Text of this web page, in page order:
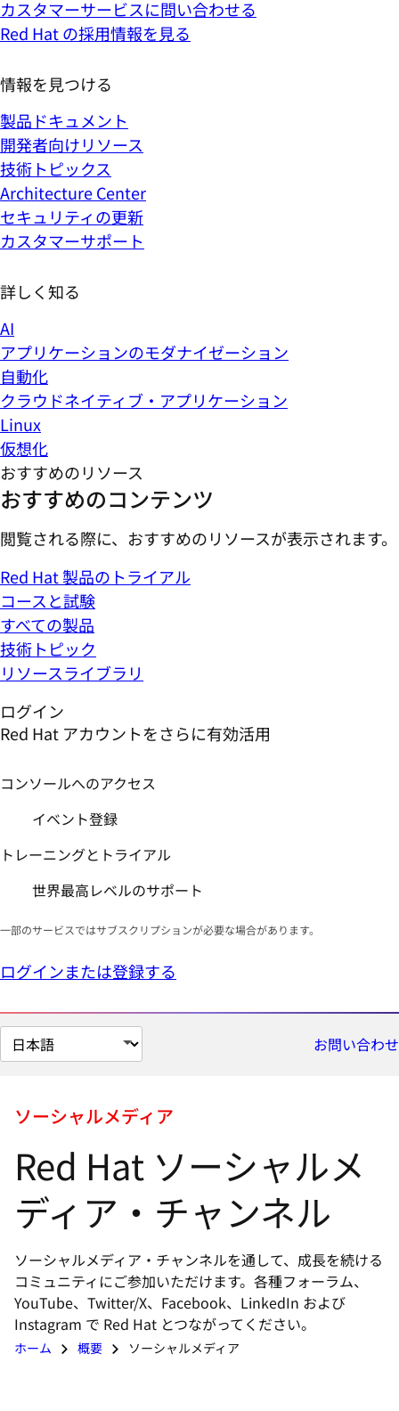
カスタマーサービスに問い合わせる
Red Hat の採用情報を見る
情報を見つける
製品ドキュメント
開発者向けリソース
技術トピックス
Architecture Center
セキュリティの更新
カスタマーサポート
詳しく知る
AI
アプリケーションのモダナイゼーション
自動化
クラウドネイティブ・アプリケーション
Linux
仮想化
おすすめのリソース
おすすめのコンテンツ
閲覧される際に、おすすめのリソースが表示されます。
Red Hat 製品のトライアル
コースと試験
すべての製品
技術トピック
リソースライブラリ
ログイン
Red Hat アカウントをさらに有効活用
コンソールへのアクセス
イベント登録
トレーニングとトライアル
世界最高レベルのサポート
一部のサービスではサブスクリプションが必要な場合があります。
ログインまたは登録する
ペ
ー
く
だ
さ
お問い合わせ
ソーシャルメディア
Red Hat ソーシャルメ
ディア・チャンネル
ソーシャルメディア・チャンネルを通して、成長を続ける
コミュニティにご参加いただけます。各種フォーラム、
YouTube、Twitter/X、Facebook、LinkedIn および
Instagram で Red Hat とつながってください。
ホーム 概要 ソーシャルメディア